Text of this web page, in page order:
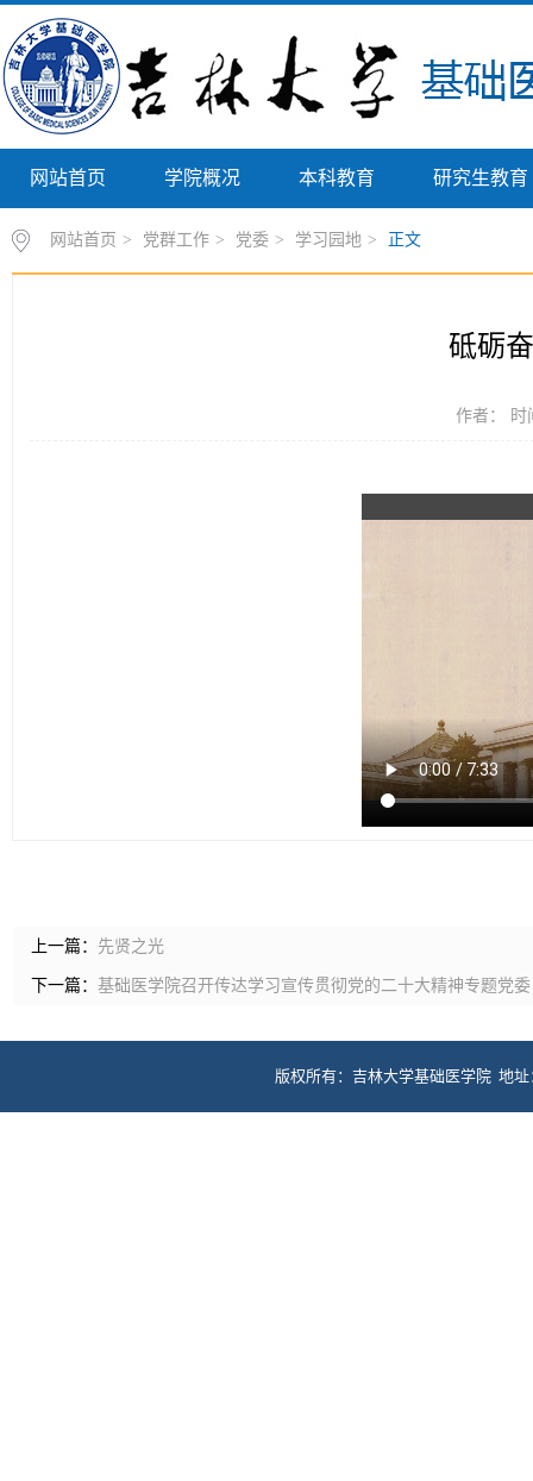
网站首页 学院概况 本科教育 研究生教育
网站首页 > 党群工作 > 党委 > 学习园地 > 正文
砥砺
作者： 时
上一篇： 先贤之光
下一篇： 基础医学院召开传达学习宣传贯彻党的二十大精神专题党
版权所有：吉林大学基础医学院 地